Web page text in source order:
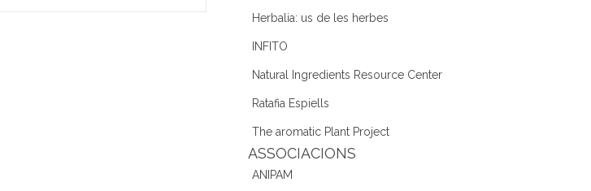
Herbalia: us de les herbes
INFITO
Natural Ingredients Resource Center
Ratafia Espiells
The aromatic Plant Project
ASSOCIACIONS
ANIPAM